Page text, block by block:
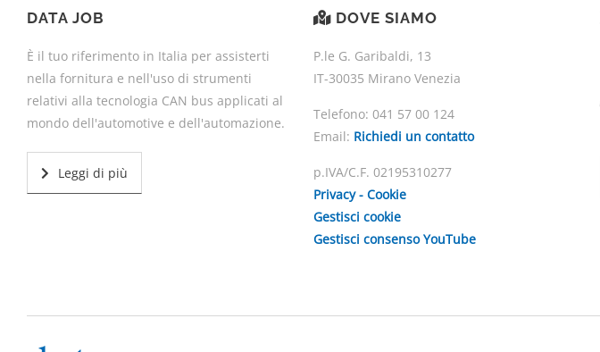
DATA JOB
È il tuo riferimento in Italia per assisterti
nella fornitura e nell'uso di strumenti
relativi alla tecnologia CAN bus applicati al
mondo dell'automotive e dell'automazione.
Leggi di più
DOVE SIAMO
P.le G. Garibaldi, 13
IT-30035 Mirano Venezia
Telefono: 041 57 00 124
Email: Richiedi un contatto
p.IVA/C.F. 02195310277
Privacy - Cookie
Gestisci cookie
Gestisci consenso YouTube